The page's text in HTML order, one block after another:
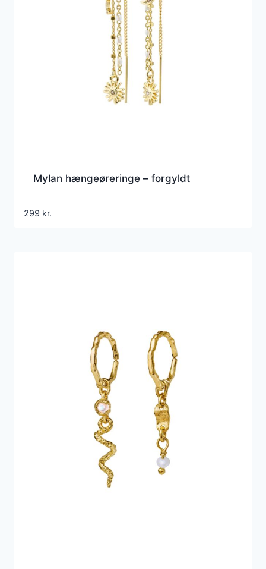
Mylan hængeøreringe – forgyldt
299 kr.